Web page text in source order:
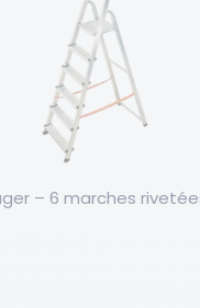
– 6 marches